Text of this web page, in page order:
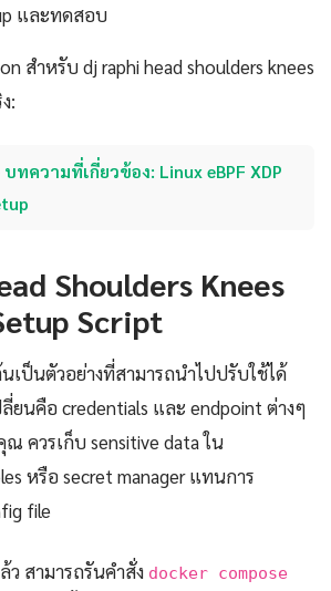
และทดสอบ
สำหรับ dj raphi head shoulders knees
:
บทความที่เกี่ยวข้อง: Linux eBPF XDP
Shoulders Knees
Script
เป็นตัวอย่างที่สามารถนำไปปรับใช้ได้
ยนคือ credentials และ endpoint ต่างๆ
ควรเก็บ sensitive data ใน
หรือ secret manager แทนการ
file
ว สามารถรันคำสั่ง docker compose